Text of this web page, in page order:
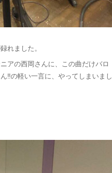
れました。
アの西岡さんに、この曲だけバロ
‼︎の軽い一言に、やってしまいまし